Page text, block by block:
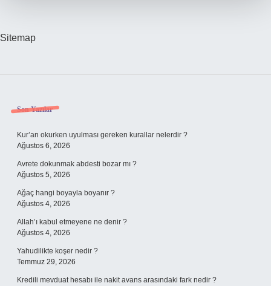
Sitemap
Sidebar
Son Yazılar
Kur’an okurken uyulması gereken kurallar nelerdir ?
Ağustos 6, 2026
Avrete dokunmak abdesti bozar mı ?
Ağustos 5, 2026
Ağaç hangi boyayla boyanır ?
Ağustos 4, 2026
Allah’ı kabul etmeyene ne denir ?
Ağustos 4, 2026
Yahudilikte koşer nedir ?
Temmuz 29, 2026
Kredili mevduat hesabı ile nakit avans arasındaki fark nedir ?